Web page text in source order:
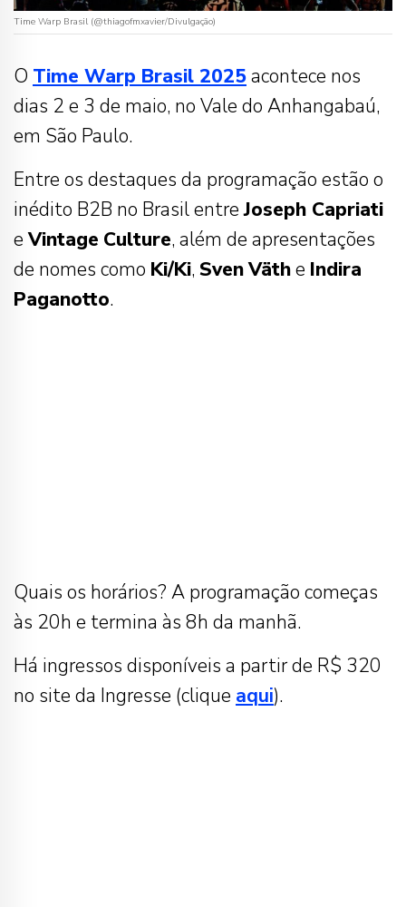
Time Warp Brasil (@thiagofmxavier/Divulgação)
O Time Warp Brasil 2025acontece nos
dias 2 e 3 de maio, no Vale do Anhangabaú,
em São Paulo.
Entre os destaques da programação estão o
inédito B2B no Brasil entreJoseph Capriati
eVintage Culture, além de apresentações
de nomes como Ki/Ki, SvenVäthe Indira
Paganotto.
Quais os horários? A programação começas
às 20h e termina às 8h da manhã.
Há ingressos disponíveis a partir de R$ 320
no site da Ingresse (clique aqui).